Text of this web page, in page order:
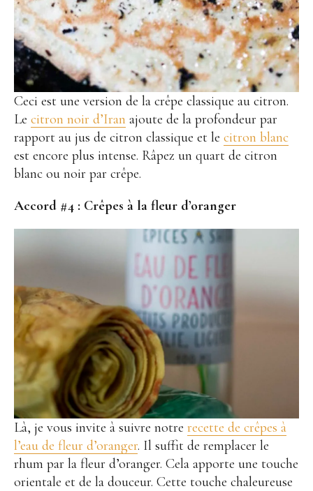
Ceci est une version de la crêpe classique au citron.
Le citron noir d’Iran ajoute de la profondeur par
rapport au jus de citron classique et le citron blanc
est encore plus intense. Râpez un quart de citron
blanc ou noir par crêpe.
Accord #4 : Crêpes à la fleur d’oranger
Là, je vous invite à suivre notre recette de crêpes à
l’eau de fleur d’oranger. Il suffit de remplacer le
rhum par la fleur d’oranger. Cela apporte une touche
orientale et de la douceur. Cette touche chaleureuse